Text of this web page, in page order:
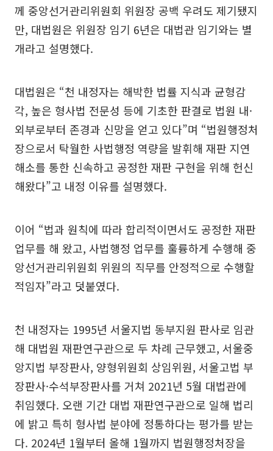
께 중앙선거관리위원회 위원장 공백 우려도 제기됐지
만, 대법원은 위원장 임기 6년은 대법관 임기와는 별
개라고 설명했다.
대법원은 “천 내정자는 해박한 법률 지식과 균형감
각, 높은 형사법 전문성 등에 기초한 판결로 법원 내·
외부로부터 존경과 신망을 얻고 있다”며 “법원행정처
장으로서 탁월한 사법행정 역량을 발휘해 재판 지연
해소를 통한 신속하고 공정한 재판 구현을 위해 헌신
해왔다”고 내정 이유를 설명했다.
이어 “법과 원칙에 따라 합리적이면서도 공정한 재판
업무를 해 왔고, 사법행정 업무를 훌륭하게 수행해 중
앙선거관리위원회 위원의 직무를 안정적으로 수행할
적임자”라고 덧붙였다.
천 내정자는 1995년 서울지법 동부지원 판사로 임관
해 대법원 재판연구관으로 두 차례 근무했고, 서울중
앙지법 부장판사, 양형위원회 상임위원, 서울고법 부
장판사·수석부장판사를 거쳐 2021년 5월 대법관에
취임했다. 오랜 기간 대법 재판연구관으로 일해 법리
에 밝고 특히 형사법 분야에 정통하다는 평가를 받는
다. 2024년 1월부터 올해 1월까지 법원행정처장을